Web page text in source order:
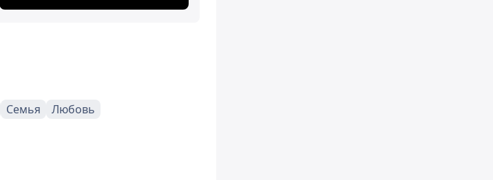
Семья
Любовь